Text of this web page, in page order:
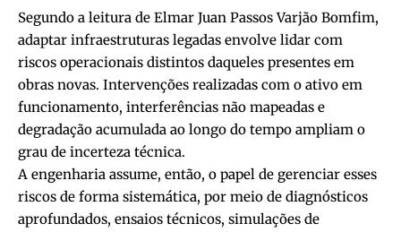
Segundo a leitura de Elmar Juan Passos Varjão Bomfim,
adaptar infraestruturas legadas envolve lidar com
riscos operacionais distintos daqueles presentes em
obras novas. Intervenções realizadas com o ativo em
funcionamento, interferências não mapeadas e
degradação acumulada ao longo do tempo ampliam o
grau de incerteza técnica.
A engenharia assume, então, o papel de gerenciar esses
riscos de forma sistemática, por meio de diagnósticos
aprofundados, ensaios técnicos, simulações de